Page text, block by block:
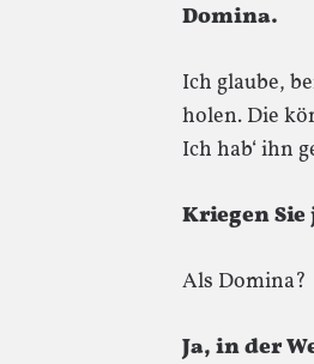
Domina.
Ich glaube,
holen. Die
Ich hab‘ ihn
Kriegen Sie
Als Domina?
Ja, in der